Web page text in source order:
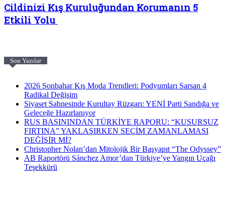
Cildinizi Kış Kuruluğundan Korumanın 5
Etkili Yolu
Son Yazılar
2026 Sonbahar Kış Moda Trendleri: Podyumları Sarsan 4
Radikal Değişim
Siyaset Sahnesinde Kurultay Rüzgarı: YENİ Parti Sandığa ve
Geleceğe Hazırlanıyor
RUS BASININDAN TÜRKİYE RAPORU: “KUSURSUZ
FIRTINA” YAKLAŞIRKEN SEÇİM ZAMANLAMASI
DEĞİŞİR Mİ?
Christopher Nolan’dan Mitolojik Bir Başyapıt “The Odyssey”
AB Raportörü Sánchez Amor’dan Türkiye’ye Yangın Uçağı
Teşekkürü